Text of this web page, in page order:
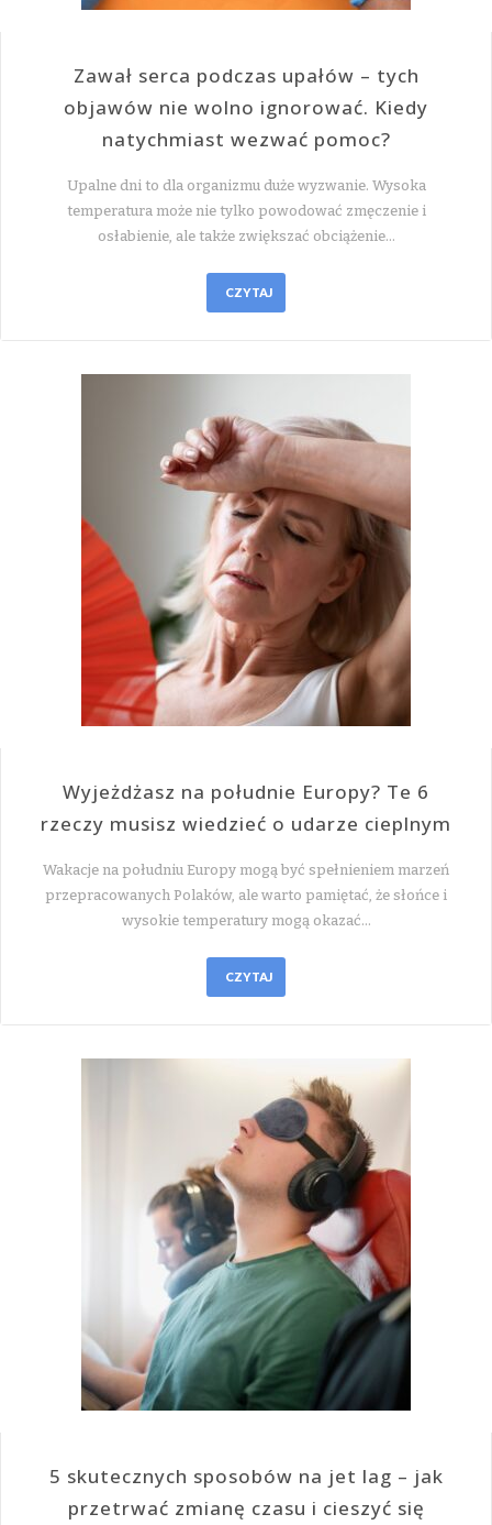
Zawał serca podczas upałów – tych
objawów nie wolno ignorować. Kiedy
natychmiast wezwać pomoc?
Upalne dni to dla organizmu duże wyzwanie. Wysoka
temperatura może nie tylko powodować zmęczenie i
osłabienie, ale także zwiększać obciążenie…
CZYTAJ
Wyjeżdżasz na południe Europy? Te 6
rzeczy musisz wiedzieć o udarze cieplnym
Wakacje na południu Europy mogą być spełnieniem marzeń
przepracowanych Polaków, ale warto pamiętać, że słońce i
wysokie temperatury mogą okazać…
CZYTAJ
5 skutecznych sposobów na jet lag – jak
przetrwać zmianę czasu i cieszyć się